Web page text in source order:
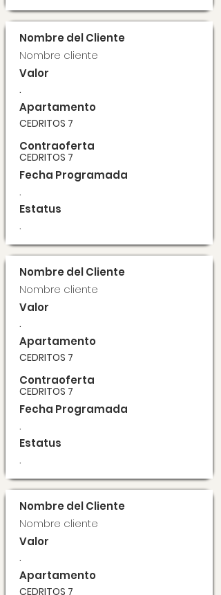
Nombre del Cliente
Nombre cliente
Valor
.
Apartamento
CEDRITOS 7
Contraoferta
CEDRITOS 7
Fecha Programada
.
Estatus
.
Nombre del Cliente
Nombre cliente
Valor
.
Apartamento
CEDRITOS 7
Contraoferta
CEDRITOS 7
Fecha Programada
.
Estatus
.
Nombre del Cliente
Nombre cliente
Valor
.
Apartamento
CEDRITOS 7